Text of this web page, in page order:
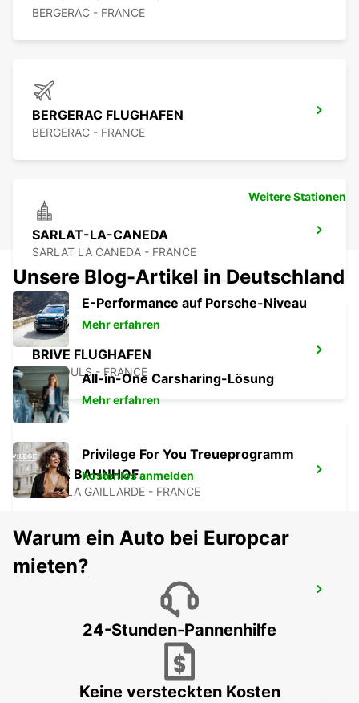
BERGERAC - FRANCE
BERGERAC FLUGHAFEN
BERGERAC - FRANCE
SARLAT-LA-CANEDA
SARLAT LA CANEDA - FRANCE
BRIVE FLUGHAFEN
NESPOULS - FRANCE
BRIVE BAHNHOF
BRIVE LA GAILLARDE - FRANCE
ANGOULEME BAHNHOF
Weitere Stationen
Unsere Blog-Artikel in Deutschland
E-Performance auf Porsche-Niveau
Mehr erfahren
All-in-One Carsharing-Lösung
Mehr erfahren
Privilege For You Treueprogramm
Kostenlos anmelden
Warum ein Auto bei Europcar
mieten?
24-Stunden-Pannenhilfe
Keine versteckten Kosten